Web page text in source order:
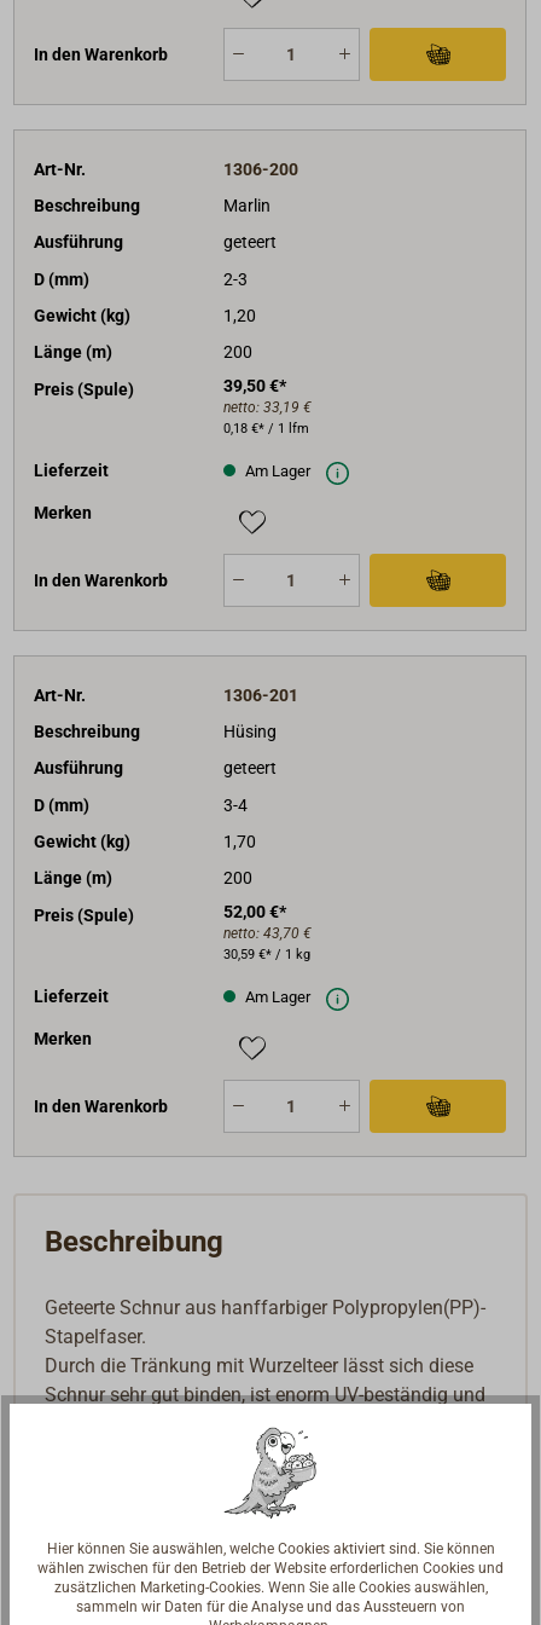
In den Warenkorb
Art-Nr.
1306-200
Beschreibung
Marlin
Ausführung
geteert
D (mm)
2-3
Gewicht (kg)
1,20
Länge (m)
200
Preis (Spule)
39,50 €*
netto: 33,19 €
0,18 €* / 1 lfm
Lieferzeit Am Lager
Merken
In den Warenkorb
Art-Nr.
1306-201
Beschreibung
Hüsing
Ausführung
geteert
D (mm)
3-4
Gewicht (kg)
1,70
Länge (m)
200
Preis (Spule)
52,00 €*
netto: 43,70 €
30,59 €* / 1 kg
Lieferzeit Am Lager
Merken
In den Warenkorb
Beschreibung
Geteerte Schnur aus hanffarbiger Polypropylen(PP)-
Stapelfaser.
Durch die Tränkung mit Wurzelteer lässt sich diese
Schnur sehr gut binden, ist enorm UV-beständig und
Ideal zum Anbinden von Stagreitern, zum Einbinden
von Webleinen, zum Kleeden, für Klotjes u.v.m.
Lieferbar in den drei klassischen Stärken: Marlin
(dünn), Hüsing (mittel) und Schiemannsgarn (stark).
Hier können Sie auswählen, welche Cookies aktiviert sind. Sie können
wählen zwischen für den Betrieb der Website erforderlichen Cookies und
zusätzlichen Marketing-Cookies. Wenn Sie alle Cookies auswählen,
sammeln wir Daten für die Analyse und das Aussteuern von